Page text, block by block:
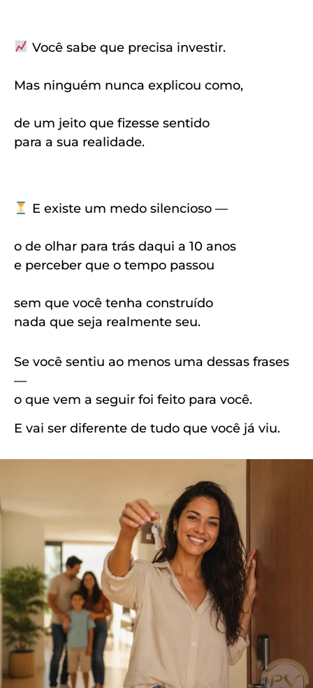
Você sabe que precisa investir.
Mas ninguém nunca explicou como,
de um jeito que fizesse sentido
para a sua realidade.
E existe um medo silencioso —
o de olhar para trás daqui a 10 anos
e perceber que o tempo passou
sem que você tenha construído
nada que seja realmente seu.
Se você sentiu ao menos uma dessas frases
—
o que vem a seguir foi feito para você.
E vai ser diferente de tudo que você já viu.